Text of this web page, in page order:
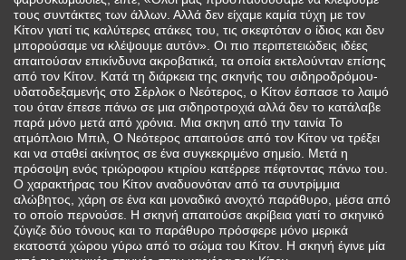
τους συντάκτες των άλλων. Αλλά δεν είχαμε καμία τύχη με τον
Κίτον γιατί τις καλύτερες ατάκες του, τις σκεφτόταν ο ίδιος και δεν
μπορούσαμε να κλέψουμε αυτόν». Οι πιο περιπετειώδεις ιδέες
απαιτούσαν επικίνδυνα ακροβατικά, τα οποία εκτελούνταν επίσης
από τον Κίτον. Κατά τη διάρκεια της σκηνής του σιδηροδρόμου-
υδατοδεξαμενής στο Σέρλοκ ο Νεότερος, ο Κίτον έσπασε το λαιμό
του όταν έπεσε πάνω σε μια σιδηροτροχιά αλλά δεν το κατάλαβε
παρά μόνο μετά από χρόνια. Μια σκηνη από την ταινία Το
ατμόπλοιο Μπιλ, Ο Νεότερος απαιτούσε από τον Κίτον να τρέξει
και να σταθεί ακίνητος σε ένα συγκεκριμένο σημείο. Μετά η
πρόσοψη ενός τριώροφου κτιρίου κατέρρεε πέφτοντας πάνω του.
Ο χαρακτήρας του Κίτον αναδυονόταν από τα συντρίμμια
αλώβητος, χάρη σε ένα και μοναδικό ανοχτό παράθυρο, μέσα από
το οποίο περνούσε. Η σκηνή απαιτούσε ακρίβεια γιατί το σκηνικό
ζύγιζε δύο τόνους και το παράθυρο πρόσφερε μόνο μερικά
εκατοστά χώρου γύρω από το σώμα του Κίτον. Η σκηνή έγινε μία